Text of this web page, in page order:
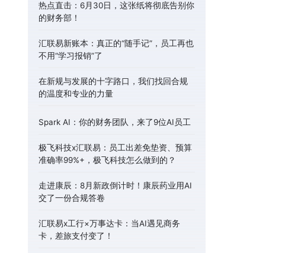
热点直击：6月30日，这张纸将彻底告别你
的财务部！
汇联易新账本：真正的“随手记”，员工再也
不用“学习报销”了
在新规与发展的十字路口，我们找回合规
的温度和专业的力量
Spark AI：你的财务团队，来了9位AI员工
极飞科技x汇联易：员工出差免垫资、预算
准确率99%+，极飞科技怎么做到的？
走进康辰：8月新政倒计时！康辰药业用AI
交了一份合规答卷
汇联易x工行×万事达卡：当AI遇见商务
卡，差旅支付变了！